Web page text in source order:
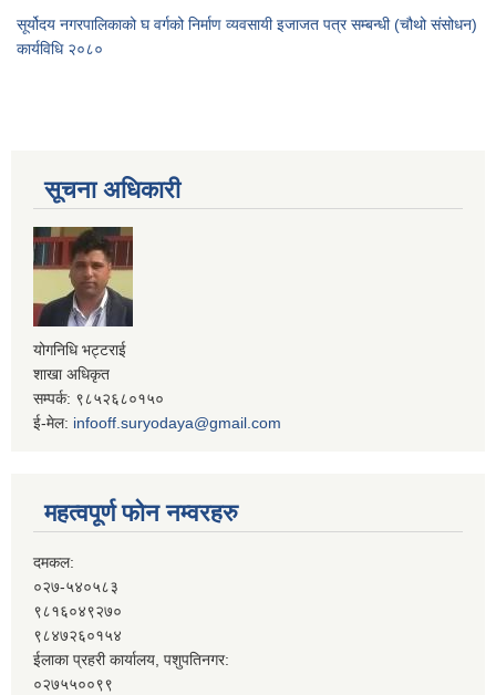
सूर्योदय नगरपालिकाको घ वर्गको निर्माण व्यवसायी इजाजत पत्र सम्बन्धी (चौथो संसोधन)
कार्यविधि २०८०
सूचना अधिकारी
योगनिधि भट्टराई
शाखा अधिकृत
सम्पर्क: ९८५२६८०१५०
ई-मेल: infooff.suryodaya@gmail.com
महत्वपूर्ण फोन नम्वरहरु
दमकल:
०२७-५४०५८३
९८१६०४९२७०
९८४७२६०१५४
ईलाका प्रहरी कार्यालय, पशुपतिनगर:
०२७५५००९९